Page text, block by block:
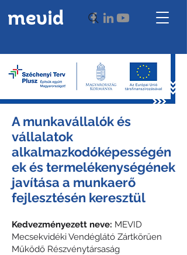
mevid
A munkavállalók és
vállalatok
alkalmazkodóképességén
ek és termelékenységének
javítása a munkaerő
fejlesztésén keresztül
Kedvezményezett neve: MEVID
Mecsekvidéki Vendéglátó Zártkörűen
Működő Részvénytársaság